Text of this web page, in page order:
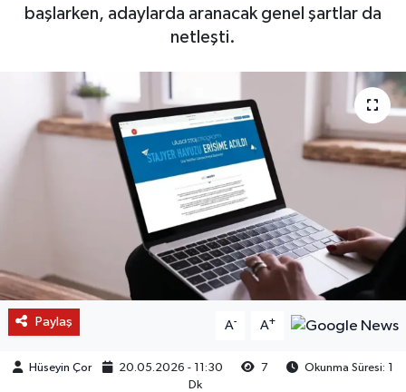
başlarken, adaylarda aranacak genel şartlar da
netleşti.
Paylaş A- A+
Hüseyin Çor 20.05.2026 - 11:30 7
Okunma Süresi: 1
Dk